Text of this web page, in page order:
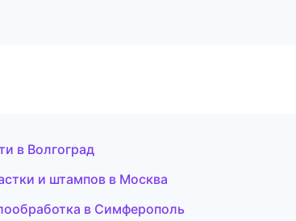
в Волгоград
и штампов в Москва
в Симферополь